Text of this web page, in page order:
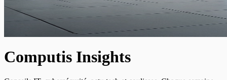
Computis Insights